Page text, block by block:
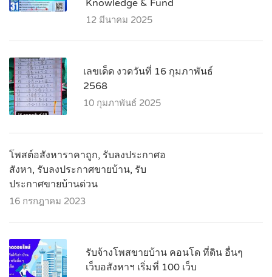
Knowledge & Fund
12 มีนาคม 2025
เลขเด็ด งวดวันที่ 16 กุมภาพันธ์
2568
10 กุมภาพันธ์ 2025
โพสต์อสังหาราคาถูก, รับลงประกาศอ
สังหา, รับลงประกาศขายบ้าน, รับ
ประกาศขายบ้านด่วน
16 กรกฎาคม 2023
รับจ้างโพสขายบ้าน คอนโด ที่ดิน อื่นๆ
เว็บอสังหาฯ เริ่มที่ 100 เว็บ